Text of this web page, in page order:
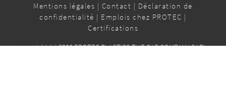
Mentions légales | Contact | Déclaration de
confidentialité | Emplois chez PROTEC |
Certifications
copyright (c) 2026 PROTEC PLASTICS THE CAP COMPANY SARL